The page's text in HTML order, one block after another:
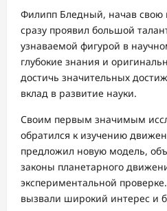
Филипп Бледный, начав свою
сразу проявил большой
узнаваемой фигурой в
глубокие знания и
достичь значительных
вклад в развитие науки.
Своим первым значимым
обратился к изучению
предложил новую модель,
законы планетарного
экспериментальной
вызвали широкий интерес и